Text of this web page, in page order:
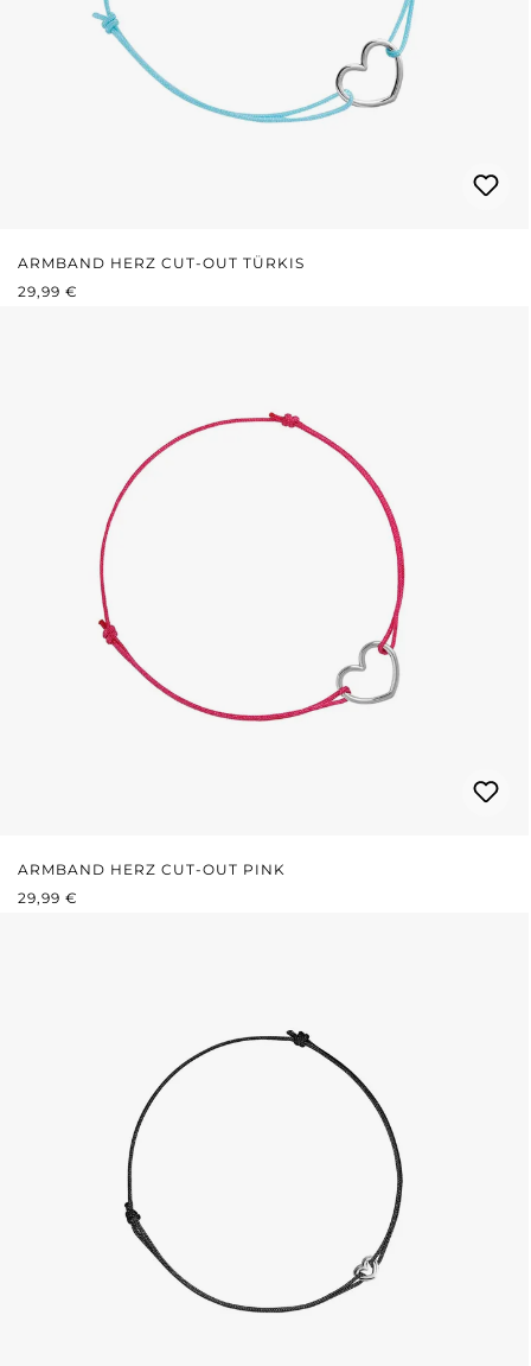
ARMBAND HERZ CUT-OUT TÜRKIS
REGULÄRER PREIS:
29,99 €
ARMBAND HERZ CUT-OUT PINK
REGULÄRER PREIS:
29,99 €